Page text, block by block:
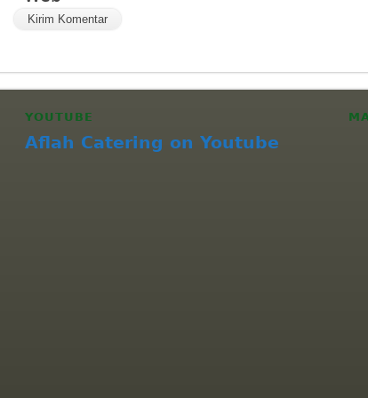
YOUTUBE
Aflah Catering on Youtube